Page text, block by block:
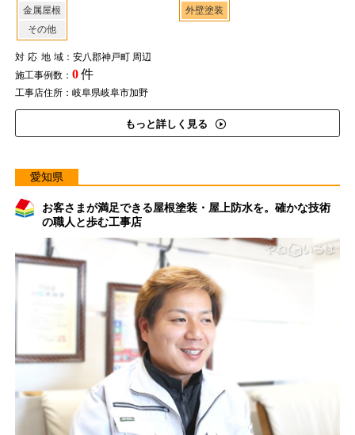
金属屋根
その他
外壁塗装
対応地域：安八郡神戸町 周辺
施工事例数： 0件
工事店住所：岐阜県岐阜市加野
もっと詳しく見る
愛知県
お客さまが満足できる屋根塗装・屋上防水を。確かな技術
の職人と歩む工事店